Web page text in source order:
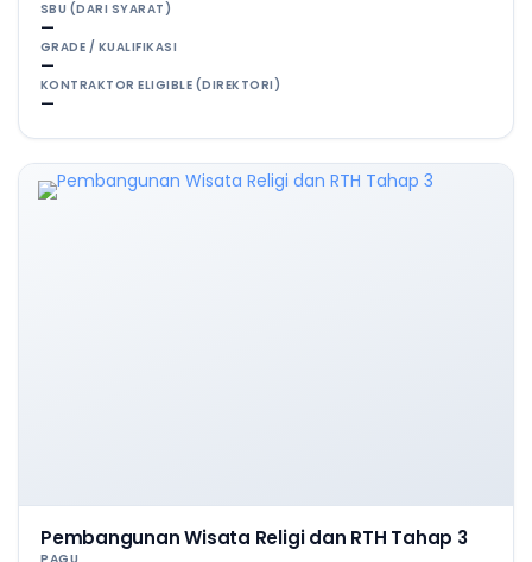
SBU (DARI SYARAT)
—
GRADE / KUALIFIKASI
—
KONTRAKTOR ELIGIBLE (DIREKTORI)
—
Pembangunan Wisata Religi dan RTH Tahap 3